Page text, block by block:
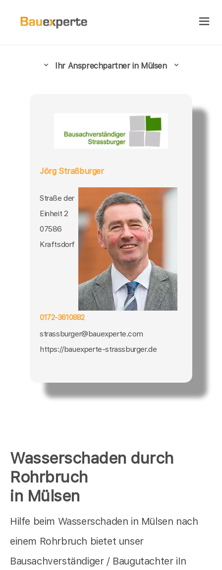
Wasserschaden durch
Rohrbruch
in Mülsen
Hilfe beim Wasserschaden in Mülsen nach
einem Rohrbruch bietet unser
Bausachverständiger / Baugutachter iIn
Ihr Ansprechpartner in Mülsen
Jörg Straßburger
Straße der
Einheit 2
07586
Kraftsdorf
0172-3610882
strassburger@bauexperte.com
https://bauexperte-strassburger.de